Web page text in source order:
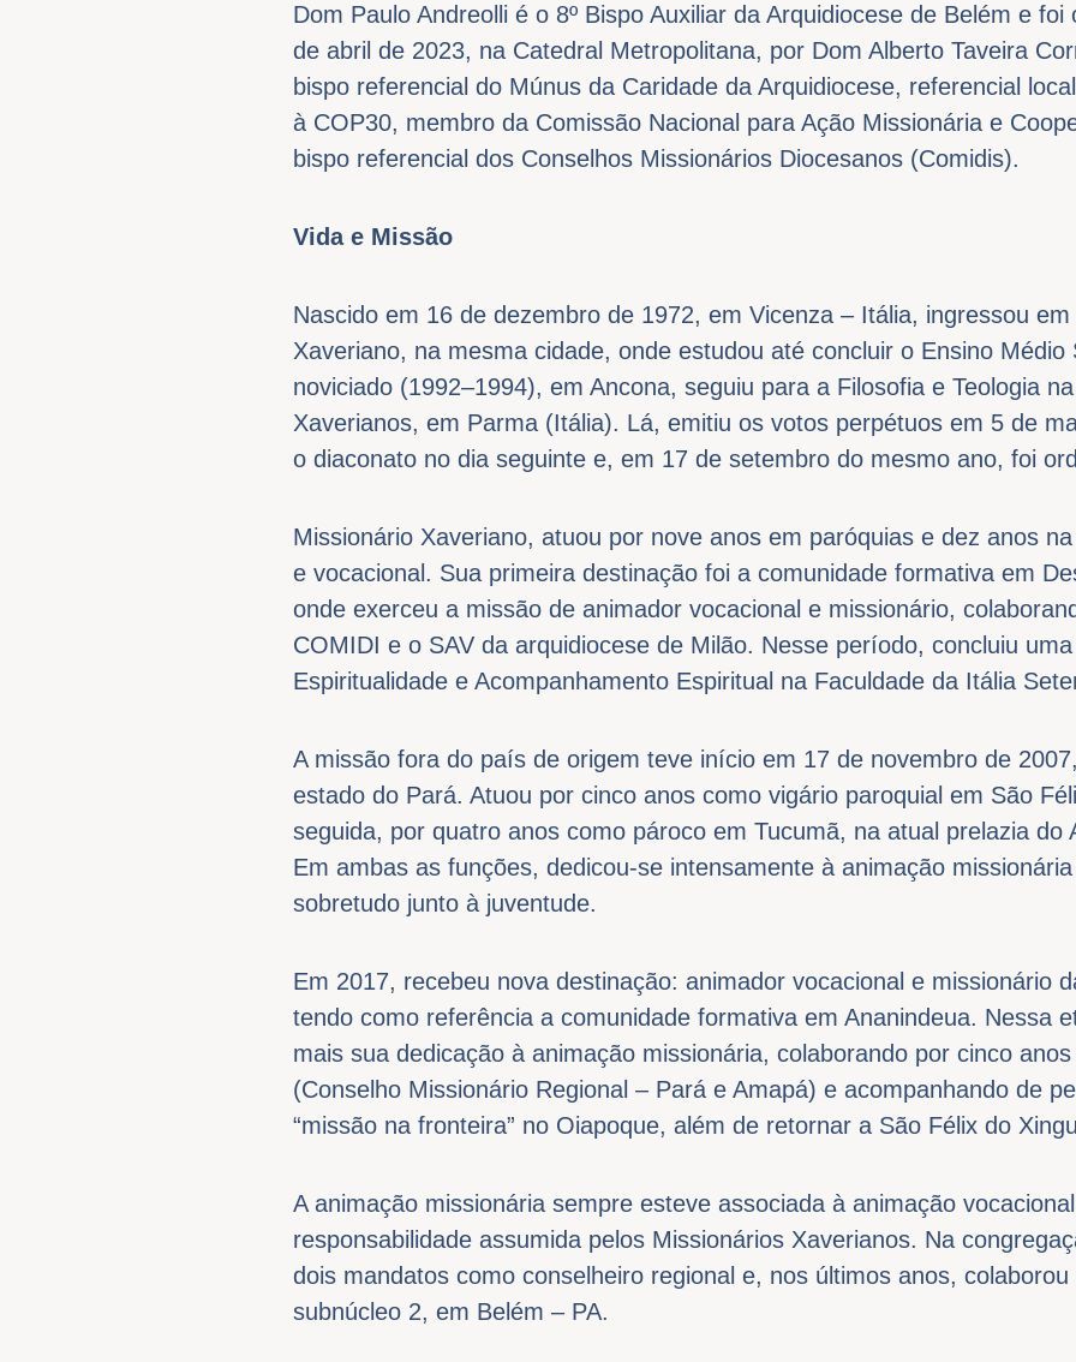
Dom Paulo Andreolli é o 8º Bispo Auxiliar da Arquidiocese de Belém e
de abril de 2023, na Catedral Metropolitana, por Dom Alberto Taveira
bispo referencial do Múnus da Caridade da Arquidiocese, referencial
à COP30, membro da Comissão Nacional para Ação Missionária e
bispo referencial dos Conselhos Missionários Diocesanos (Comidis).
Vida e Missão
Nascido em 16 de dezembro de 1972, em Vicenza – Itália, ingressou
Xaveriano, na mesma cidade, onde estudou até concluir o Ensino Médio
noviciado (1992–1994), em Ancona, seguiu para a Filosofia e Teologia
Xaverianos, em Parma (Itália). Lá, emitiu os votos perpétuos em 5 de
o diaconato no dia seguinte e, em 17 de setembro do mesmo ano, foi
Missionário Xaveriano, atuou por nove anos em paróquias e dez anos
e vocacional. Sua primeira destinação foi a comunidade formativa em
onde exerceu a missão de animador vocacional e missionário,
COMIDI e o SAV da arquidiocese de Milão. Nesse período, concluiu
Espiritualidade e Acompanhamento Espiritual na Faculdade da Itália
A missão fora do país de origem teve início em 17 de novembro de
estado do Pará. Atuou por cinco anos como vigário paroquial em São
seguida, por quatro anos como pároco em Tucumã, na atual prelazia do
Em ambas as funções, dedicou-se intensamente à animação
sobretudo junto à juventude.
Em 2017, recebeu nova destinação: animador vocacional e missionário
tendo como referência a comunidade formativa em Ananindeua. Nessa
mais sua dedicação à animação missionária, colaborando por cinco
(Conselho Missionário Regional – Pará e Amapá) e acompanhando de
“missão na fronteira” no Oiapoque, além de retornar a São Félix do
A animação missionária sempre esteve associada à animação
responsabilidade assumida pelos Missionários Xaverianos. Na
dois mandatos como conselheiro regional e, nos últimos anos,
subnúcleo 2, em Belém – PA.